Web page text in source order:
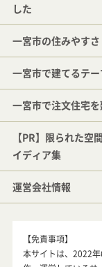
した
一宮市の住みやす
一宮市で建てるテ
一宮市で注文住宅
【PR】限られた
イディア集
運営会社情報
【免責事項】
本サイトは、2022